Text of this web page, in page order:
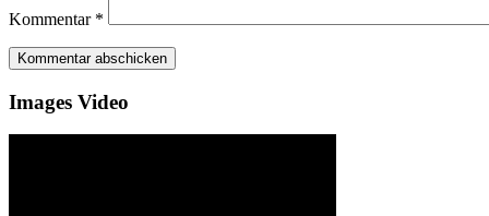
Kommentar *
Images Video